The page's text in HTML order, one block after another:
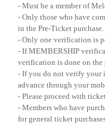
- Must be a member of
- Only those who have
in the Pre-Ticket purchase.
- Only one verification is
- If MEMBERSHIP
verification is done on the
- If you do not verify your
advance through your
- Please proceed with
- Members who have
for general ticket